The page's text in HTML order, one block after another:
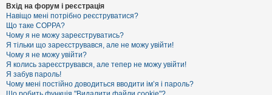
є
с
т
р
а
ц
і
я
Вхід на форум і реєстрація
Навіщо мені потрібно реєструватися?
Що таке COPPA?
Чому я не можу зареєструватись?
Я тільки що зареєструвався, але не можу увійти!
Чому я не можу увійти?
Я колись зареєструвався, але тепер не можу увійти!
Я забув пароль!
Чому мені постійно доводиться вводити ім’я і пароль?